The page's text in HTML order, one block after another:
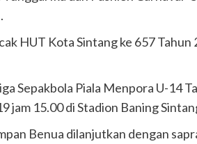
HUT Kota Sintang ke 657
Sepakbola Piala Menpora U-14
jam 15.00 di Stadion Baning
Benua dilanjutkan dengan